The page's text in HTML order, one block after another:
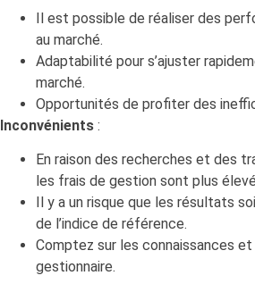
Il est possible de réaliser des
au marché.
Adaptabilité pour s’ajuster
marché.
Opportunités de profiter des
Inconvénients :
En raison des recherches et des
les frais de gestion sont plus
Il y a un risque que les résultats
de l’indice de référence.
Comptez sur les connaissances et
gestionnaire.